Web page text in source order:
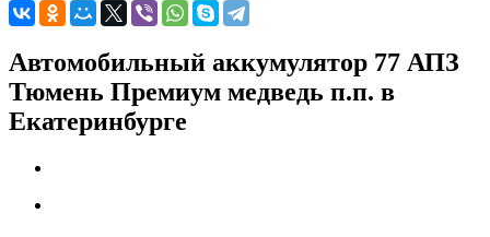
Автомобильный аккумулятор 77 АПЗ
Тюмень Премиум медведь п.п. в
Екатеринбурге